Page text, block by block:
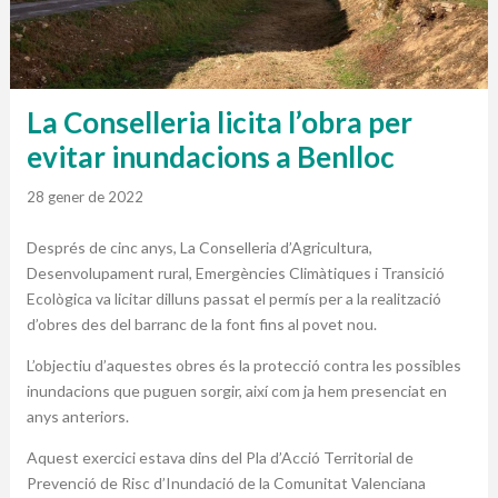
La Conselleria licita l’obra per
evitar inundacions a Benlloc
28 gener de 2022
Després de cinc anys, La Conselleria d’Agricultura,
Desenvolupament rural, Emergències Climàtiques i Transició
Ecològica va licitar dilluns passat el permís per a la realització
d’obres des del barranc de la font fins al povet nou.
L’objectiu d’aquestes obres és la protecció contra les possibles
inundacions que puguen sorgir, així com ja hem presenciat en
anys anteriors.
Aquest exercici estava dins del Pla d’Acció Territorial de
Prevenció de Risc d’Inundació de la Comunitat Valenciana